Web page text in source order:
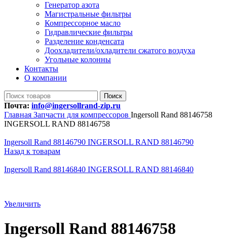
Генератор азота
Магистральные фильтры
Компрессорное масло
Гидравлические фильтры
Разделение конденсата
Доохладители/охладители сжатого воздуха
Угольные колонны
Контакты
О компании
Поиск
Почта: info@ingersollrand-zip.ru
Главная Запчасти для компрессоров Ingersoll Rand 88146758
INGERSOLL RAND 88146758
Ingersoll Rand 88146790 INGERSOLL RAND 88146790
Назад к товарам
Ingersoll Rand 88146840 INGERSOLL RAND 88146840
Увеличить
Ingersoll Rand 88146758